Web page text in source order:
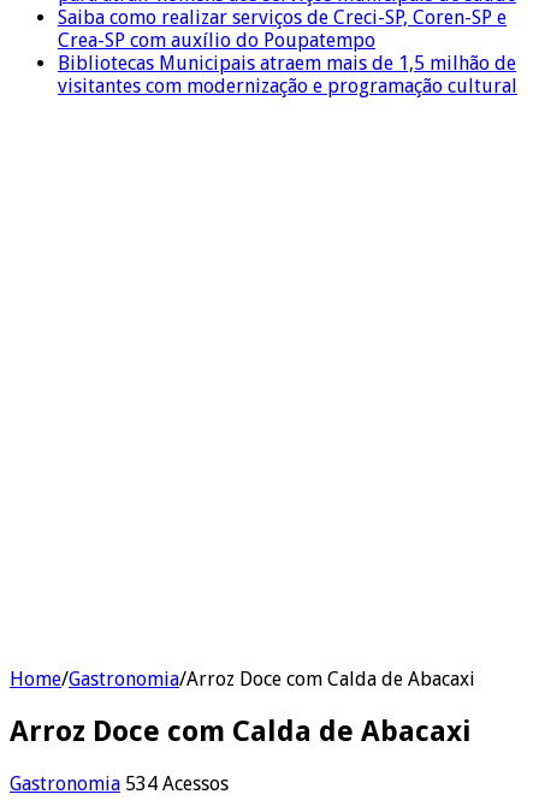
Saiba como realizar serviços de Creci-SP, Coren-SP e
Crea-SP com auxílio do Poupatempo
Bibliotecas Municipais atraem mais de 1,5 milhão de
visitantes com modernização e programação cultural
Home/Gastronomia/Arroz Doce com Calda de Abacaxi
Arroz Doce com Calda de Abacaxi
Gastronomia 534 Acessos